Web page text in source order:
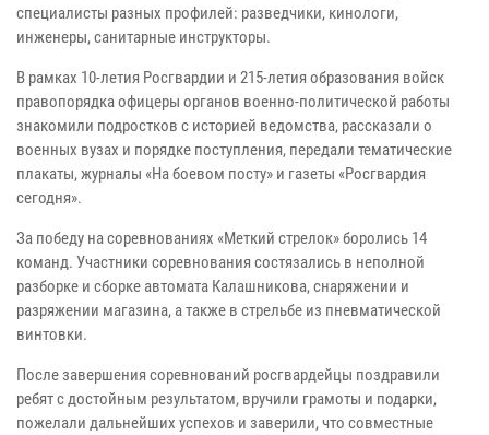
специалисты разных профилей: разведчики, кинологи,
инженеры, санитарные инструкторы.
В рамках 10-летия Росгвардии и 215-летия образования войск
правопорядка офицеры органов военно-политической работы
знакомили подростков с историей ведомства, рассказали о
военных вузах и порядке поступления, передали тематические
плакаты, журналы «На боевом посту» и газеты «Росгвардия
сегодня».
За победу на соревнованиях «Меткий стрелок» боролись 14
команд. Участники соревнования состязались в неполной
разборке и сборке автомата Калашникова, снаряжении и
разряжении магазина, а также в стрельбе из пневматической
винтовки.
После завершения соревнований росгвардейцы поздравили
ребят с достойным результатом, вручили грамоты и подарки,
пожелали дальнейших успехов и заверили, что совместные